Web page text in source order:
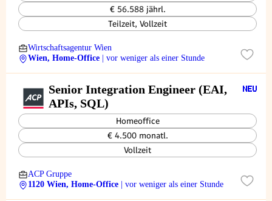
€ 56.588 jährl.
Teilzeit, Vollzeit
Wirtschaftsagentur Wien
Wien, Home-Office
| vor weniger als einer Stunde
Senior Integration Engineer (EAI,
APIs, SQL)
Homeoffice
€ 4.500 monatl.
Vollzeit
ACP Gruppe
1120 Wien, Home-Office
| vor weniger als einer Stunde